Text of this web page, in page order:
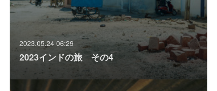
2023.05.24 06:29
2023インドの旅 その4